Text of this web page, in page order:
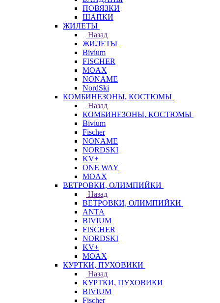
ПОВЯЗКИ
ШАПКИ
ЖИЛЕТЫ
Назад
ЖИЛЕТЫ
Bivium
FISCHER
MOAX
NONAME
NordSki
КОМБИНЕЗОНЫ, КОСТЮМЫ
Назад
КОМБИНЕЗОНЫ, КОСТЮМЫ
Bivium
Fischer
NONAME
NORDSKI
KV+
ONE WAY
MOAX
ВЕТРОВКИ, ОЛИМПИЙКИ
Назад
ВЕТРОВКИ, ОЛИМПИЙКИ
ANTA
BIVIUM
FISCHER
NORDSKI
KV+
MOAX
КУРТКИ, ПУХОВИКИ
Назад
КУРТКИ, ПУХОВИКИ
BIVIUM
Fischer